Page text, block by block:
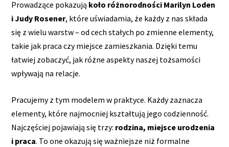
Prowadzące pokazują koło różnorodności Marilyn Loden
i Judy Rosener, które uświadamia, że każdy z nas składa
się z wielu warstw – od cech stałych po zmienne elementy,
takie jak praca czy miejsce zamieszkania. Dzięki temu
łatwiej zobaczyć, jak różne aspekty naszej tożsamości
wpływają na relacje.
Pracujemy z tym modelem w praktyce. Każdy zaznacza
elementy, które najmocniej kształtują jego codzienność.
Najczęściej pojawiają się trzy: rodzina, miejsce urodzenia
i praca. To one okazują się ważniejsze niż formalne